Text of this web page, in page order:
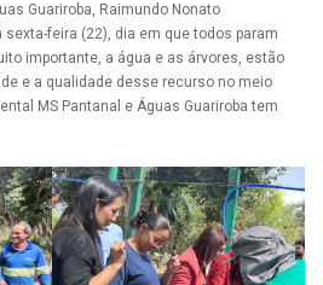
Guariroba, Raimundo Nonato
feira (22), dia em que todos param
importante, a água e as árvores, estão
e a qualidade desse recurso no meio
MS Pantanal e Águas Guariroba tem